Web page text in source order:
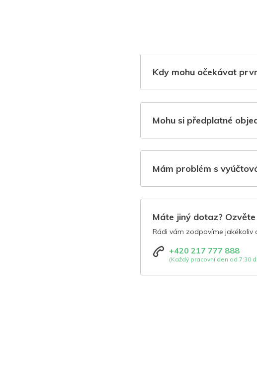
Kdy mohu očekávat
Mohu si předplatné
Mám problém s
Máte jiný dotaz? Ozvěte
Rádi vám zodpovíme
+420 217 777 888
(Každý pracovní den od 7:30